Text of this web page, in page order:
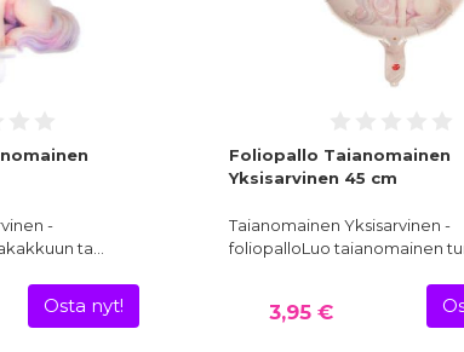
-
ta…
Osta nyt!
Foliopallo Taianomainen
Yksisarvinen 45 cm
Taianomainen Yksisarvinen -
foliopalloLuo taianomainen
3,95 €